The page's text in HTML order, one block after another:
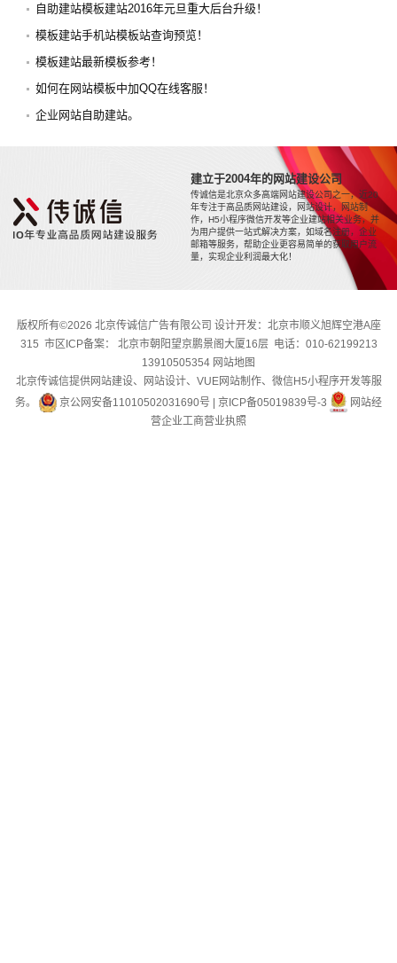
自助建站模板建站2016年元旦重大后台升级！
模板建站手机站模板站查询预览！
模板建站最新模板参考！
如何在网站模板中加QQ在线客服！
企业网站自助建站。
建立于2004年的网站建设公司
传诚信是北京众多高端网站建设公司之一，近20
年专注于高品质网站建设，网站设计，网站制
作，H5小程序微信开发等企业建站相关业务，并
为用户提供一站式解决方案，如域名注册，企业
邮箱等服务，帮助企业更容易简单的获取用户流
量，实现企业利润最大化！
版权所有©2026 北京传诚信广告有限公司 设计开发：北京市顺义旭辉空港A座
315 市区ICP备案： 北京市朝阳望京鹏景阁大厦16层 电话：010-62199213
13910505354 网站地图
北京传诚信提供网站建设、网站设计、VUE网站制作、微信H5小程序开发等服
务。
京公网安备11010502031690号 | 京ICP备05019839号-3
网站经
营企业工商营业执照